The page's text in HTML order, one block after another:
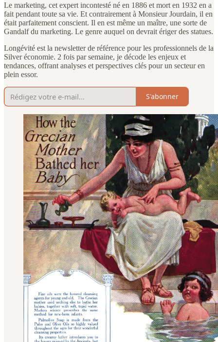
Le marketing, cet expert incontesté né en 1886 et mort en 1932 en a
fait pendant toute sa vie. Et contrairement à Monsieur Jourdain, il en
était parfaitement conscient. Il en est même un maître, une sorte de
Gandalf du marketing. Le genre auquel on devrait ériger des statues.
Longévité est la newsletter de référence pour les professionnels de la
Silver économie. 2 fois par semaine, je décode les enjeux et
tendances, offrant analyses et perspectives clés pour un secteur en
plein essor.
S'abonner